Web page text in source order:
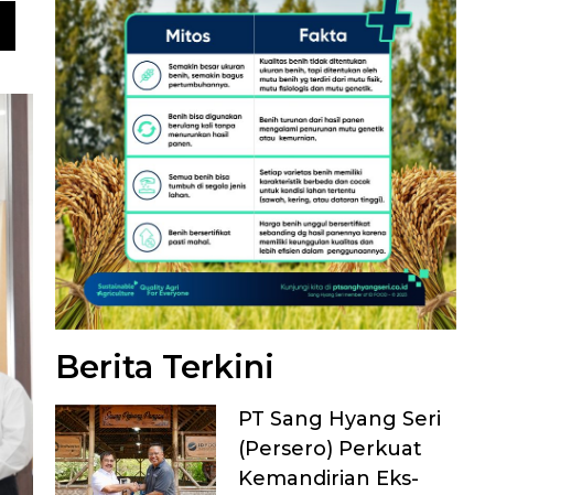
Berita Terkini
PT Sang Hyang Seri
(Persero) Perkuat
Kemandirian Eks-